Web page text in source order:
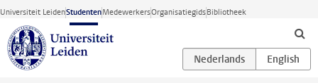
Ga direct naar de inhoud
Universiteit LeidenStudentenMedewerkersOrganisatiegidsBibliotheek